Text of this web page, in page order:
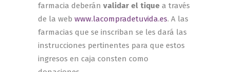
farmacia deberán validar el tique a través
de la web www.lacompradetuvida.es. A las
farmacias que se inscriban se les dará las
instrucciones pertinentes para que estos
ingresos en caja consten como